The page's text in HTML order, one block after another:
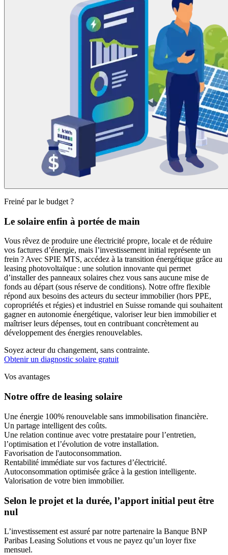
Freiné par le budget ?
Le solaire enfin à portée de main
Vous rêvez de produire une électricité propre, locale et de réduire
vos factures d’énergie, mais l’investissement initial représente un
frein ? Avec SPIE MTS, accédez à la transition énergétique grâce au
leasing photovoltaïque : une solution innovante qui permet
d’installer des panneaux solaires chez vous sans aucune mise de
fonds au départ (sous réserve de conditions). Notre offre flexible
répond aux besoins des acteurs du secteur immobilier (hors PPE,
copropriétés et régies) et industriel en Suisse romande qui souhaitent
gagner en autonomie énergétique, valoriser leur bien immobilier et
maîtriser leurs dépenses, tout en contribuant concrètement au
développement des énergies renouvelables.
Soyez acteur du changement, sans contrainte.
Obtenir un diagnostic solaire gratuit
Vos avantages
Notre offre de leasing solaire
Une énergie 100% renouvelable sans immobilisation financière.
Un partage intelligent des coûts.
Une relation continue avec votre prestataire pour l’entretien,
l’optimisation et l’évolution de votre installation.
Favorisation de l'autoconsommation.
Rentabilité immédiate sur vos factures d’électricité.
Autoconsommation optimisée grâce à la gestion intelligente.
Valorisation de votre bien immobilier.
Selon le projet et la durée, l’apport initial peut être
nul
L’investissement est assuré par notre partenaire la Banque BNP
Paribas Leasing Solutions et vous ne payez qu’un loyer fixe
mensuel.